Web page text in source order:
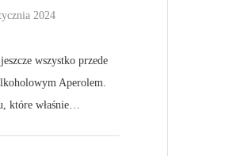
2024
wszystko przede
Aperolem.
które właśnie…